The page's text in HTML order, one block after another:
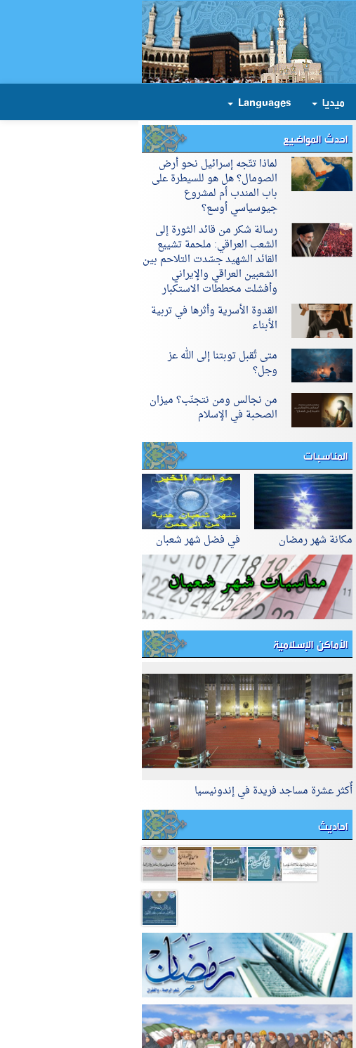
ميديا Languages
احدث المواضيع
لماذا تتّجه إسرائيل نحو أرض
الصومال؟ هل هو للسيطرة على
باب المندب أم لمشروع
جيوسياسي أوسع؟
رسالة شكر من قائد الثورة إلى
الشعب العراقي: ملحمة تشييع
القائد الشهيد جسّدت التلاحم بين
الشعبين العراقي والإيراني
وأفشلت مخططات الاستكبار
القدوة الأسرية وأثرها في تربية
الأبناء
متى تُقبل توبتنا إلى الله عز
وجل؟
من نجالس ومن نتجنّب؟ ميزان
الصحبة في الإسلام
المناسبات
مكانة شهر رمضان في فضل شهر شعبان
الأماكن الإسلامية
أٌكثر عشرة مساجد فريدة في إندونيسيا
احاديث